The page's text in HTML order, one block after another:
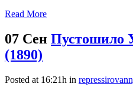
Read More
07 Сен Пустошило
(1890)
Posted at 16:21h in